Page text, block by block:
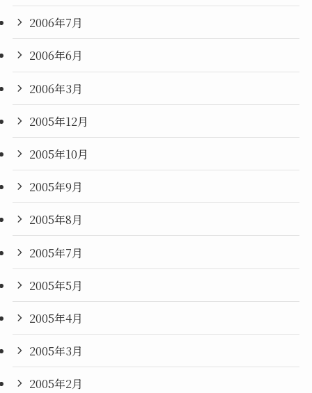
2006年7月
2006年6月
2006年3月
2005年12月
2005年10月
2005年9月
2005年8月
2005年7月
2005年5月
2005年4月
2005年3月
2005年2月